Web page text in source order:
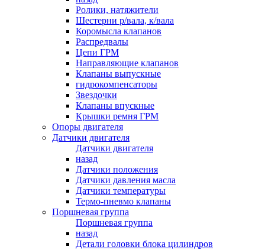
Ролики, натяжители
Шестерни р/вала, к/вала
Коромысла клапанов
Распредвалы
Цепи ГРМ
Направляющие клапанов
Клапаны выпускные
гидрокомпенсаторы
Звездочки
Клапаны впускные
Крышки ремня ГРМ
Опоры двигателя
Датчики двигателя
Датчики двигателя
назад
Датчики положения
Датчики давления масла
Датчики температуры
Термо-пневмо клапаны
Поршневая группа
Поршневая группа
назад
Детали головки блока цилиндров